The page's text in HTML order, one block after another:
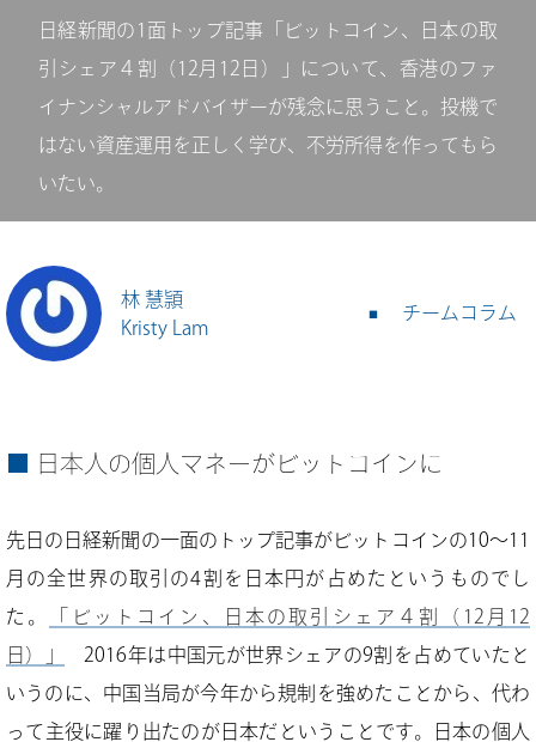
日経新聞の1面トップ記事「ビットコイン、日本の取
引シェア４割（12月12日）」について、香港のファ
イナンシャルアドバイザーが残念に思うこと。投機で
はない資産運用を正しく学び、不労所得を作ってもら
いたい。
林 慧頴
Kristy Lam
チームコラム
日本人の個人マネーがビットコインに
先日の日経新聞の一面のトップ記事がビットコインの10～11
月の全世界の取引の4割を日本円が占めたというものでし
た。
「ビットコイン、日本の取引シェア４割（12月12
日）」
2016年は中国元が世界シェアの9割を占めていたと
いうのに、中国当局が今年から規制を強めたことから、代わ
って主役に躍り出たのが日本だということです。日本の個人